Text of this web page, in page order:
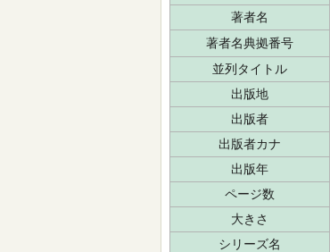
著者名
著者名典拠番号
並列タイトル
出版地
出版者
出版者カナ
出版年
ページ数
大きさ
シリーズ名